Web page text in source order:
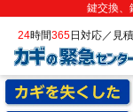
鍵交換、
24時間365日対応／見